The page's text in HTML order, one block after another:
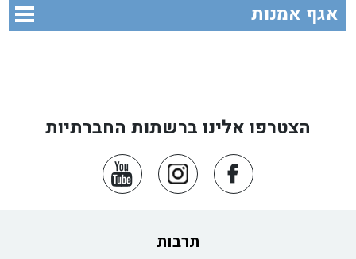
אגף אמנות
הצטרפו אלינו ברשתות החברתיות
תרבות